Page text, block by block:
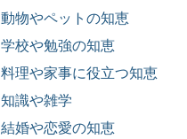
動物やペットの知恵
学校や勉強の知恵
料理や家事に役立つ知恵
知識や雑学
結婚や恋愛の知恵